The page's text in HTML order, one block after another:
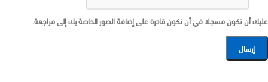
عليك أن تكون مسجلا في أن تكون قادرة على إضافة الصور الخاصة بك إلى مراجعة.